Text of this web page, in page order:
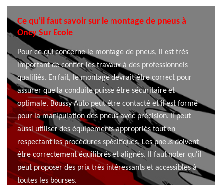
Ce qu'il faut savoir sur le montage de pneus à
Oncy Sur Ecole
Pour ce qui concerne le montage de pneus, il est très
important de confier les travaux à des professionnels
qualifiés. En fait, le montage devrait être correct pour
assurer que la conduite puisse être sécuritaire et
optimale. Boussy Auto peut être contacté et il est formé
pour la manipulation des pneus avec précision. Il peut
aussi utiliser des équipements appropriés tout en
respectant les procédures spécifiques. Les pneus doivent
être correctement équilibrés et alignés. Il faut noter qu'il
peut proposer des prix très intéressants et accessibles à
toutes les bourses.